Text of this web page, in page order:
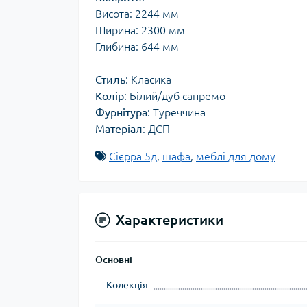
Висота: 2244 мм
Ширина: 2300 мм
Глибина: 644 мм
Стиль: Класика
Колір: Білий/дуб санремо
Фурнітура: Туреччина
Матеріал: ДСП
Сієрра 5д, шафа, меблі для дому
Характеристики
Основні
Колекція